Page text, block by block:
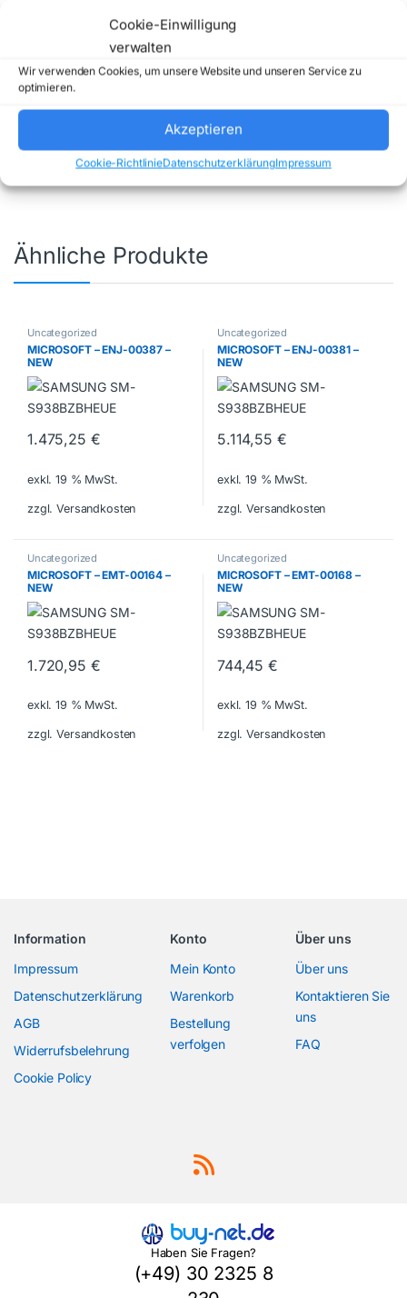
Cookie-Einwilligung
verwalten
Wir verwenden Cookies, um unsere Website und unseren Service zu
optimieren.
Akzeptieren
Cookie-RichtlinieDatenschutzerklärungImpressum
Artikelnummer:P87710112
Kategorie:
Marke:HP INC
Ähnliche Produkte
Uncategorized
MICROSOFT – ENJ-00387 –
NEW
1.475,25 €
exkl. 19 % MwSt.
zzgl. Versandkosten
Uncategorized
MICROSOFT – ENJ-00381 –
NEW
5.114,55 €
exkl. 19 % MwSt.
zzgl. Versandkosten
Uncategorized
MICROSOFT – EMT-00164 –
NEW
1.720,95 €
exkl. 19 % MwSt.
zzgl. Versandkosten
Uncategorized
MICROSOFT – EMT-00168 –
NEW
744,45€
exkl. 19 % MwSt.
zzgl. Versandkosten
Information
Impressum
Datenschutzerklärung
AGB
Widerrufsbelehrung
Cookie Policy
Konto
Mein Konto
Warenkorb
Bestellung
verfolgen
Über uns
Über uns
Kontaktieren Sie
uns
FAQ
Haben Sie Fragen?
(+49) 30 2325 8